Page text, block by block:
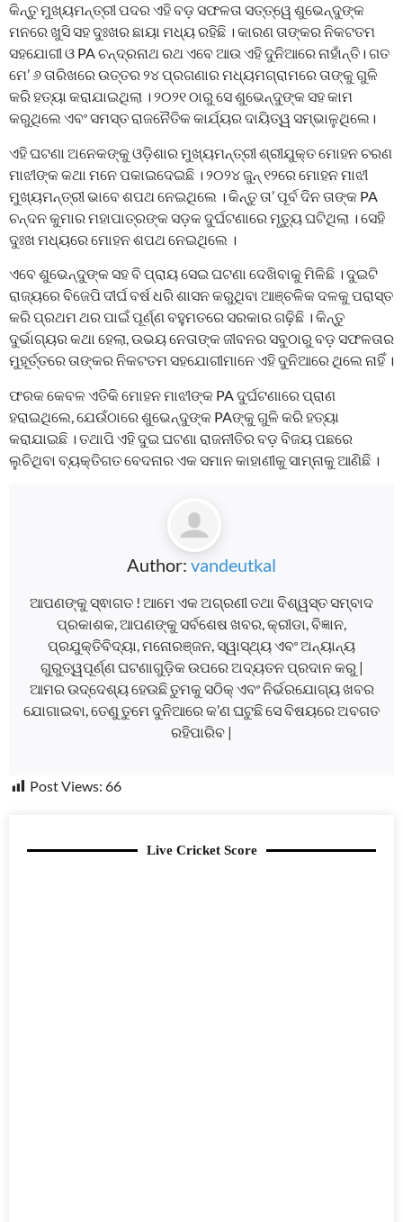
କିନ୍ତୁ ମୁଖ୍ୟମନ୍ତ୍ରୀ ପଦର ଏହି ବଡ଼ ସଫଳତା ସତ୍ତ୍ୱେ ଶୁଭେନ୍ଦୁଙ୍କ
ମନରେ ଖୁସି ସହ ଦୁଃଖର ଛାୟା ମଧ୍ୟ ରହିଛି । କାରଣ ତାଙ୍କର ନିକଟତମ
ସହଯୋଗୀ ଓ PA ଚନ୍ଦ୍ରନାଥ ରଥ ଏବେ ଆଉ ଏହି ଦୁନିଆରେ ନାହାଁନ୍ତି। ଗତ
ମେ’ ୬ ତାରିଖରେ ଉତ୍ତର ୨୪ ପ୍ରଗଣାର ମଧ୍ୟମଗ୍ରାମରେ ତାଙ୍କୁ ଗୁଳି
କରି ହତ୍ୟା କରାଯାଇଥିଲା । ୨୦୨୧ ଠାରୁ ସେ ଶୁଭେନ୍ଦୁଙ୍କ ସହ କାମ
କରୁଥିଲେ ଏବଂ ସମସ୍ତ ରାଜନୈତିକ କାର୍ଯ୍ୟର ଦାୟିତ୍ୱ ସମ୍ଭାଳୁଥିଲେ।
ଏହି ଘଟଣା ଅନେକଙ୍କୁ ଓଡ଼ିଶାର ମୁଖ୍ୟମନ୍ତ୍ରୀ ଶ୍ରୀଯୁକ୍ତ ମୋହନ ଚରଣ
ମାଝୀଙ୍କ କଥା ମନେ ପକାଇଦେଇଛି । ୨୦୨୪ ଜୁନ୍ ୧୨ରେ ମୋହନ ମାଝୀ
ମୁଖ୍ୟମନ୍ତ୍ରୀ ଭାବେ ଶପଥ ନେଇଥିଲେ । କିନ୍ତୁ ତା’ ପୂର୍ବ ଦିନ ତାଙ୍କ PA
ଚନ୍ଦନ କୁମାର ମହାପାତ୍ରଙ୍କ ସଡ଼କ ଦୁର୍ଘଟଣାରେ ମୃତ୍ୟୁ ଘଟିଥିଲା । ସେହି
ଦୁଃଖ ମଧ୍ୟରେ ମୋହନ ଶପଥ ନେଇଥିଲେ ।
ଏବେ ଶୁଭେନ୍ଦୁଙ୍କ ସହ ବି ପ୍ରାୟ ସେଇ ଘଟଣା ଦେଖିବାକୁ ମିଳିଛି । ଦୁଇଟି
ରାଜ୍ୟରେ ବିଜେପି ଦୀର୍ଘ ବର୍ଷ ଧରି ଶାସନ କରୁଥିବା ଆଞ୍ଚଳିକ ଦଳକୁ ପରାସ୍ତ
କରି ପ୍ରଥମ ଥର ପାଇଁ ପୂର୍ଣ୍ଣ ବହୁମତରେ ସରକାର ଗଢ଼ିଛି । କିନ୍ତୁ
ଦୁର୍ଭାଗ୍ୟର କଥା ହେଲା, ଉଭୟ ନେତାଙ୍କ ଜୀବନର ସବୁଠାରୁ ବଡ଼ ସଫଳତାର
ମୁହୂର୍ତ୍ତରେ ତାଙ୍କର ନିକଟତମ ସହଯୋଗୀମାନେ ଏହି ଦୁନିଆରେ ଥିଲେ ନାହିଁ ।
ଫରକ କେବଳ ଏତିକି ମୋହନ ମାଝୀଙ୍କ PA ଦୁର୍ଘଟଣାରେ ପ୍ରାଣ
ହରାଇଥିଲେ, ଯେଉଁଠାରେ ଶୁଭେନ୍ଦୁଙ୍କ PAଙ୍କୁ ଗୁଳି କରି ହତ୍ୟା
କରାଯାଇଛି । ତଥାପି ଏହି ଦୁଇ ଘଟଣା ରାଜନୀତିର ବଡ଼ ବିଜୟ ପଛରେ
ଲୁଚିଥିବା ବ୍ୟକ୍ତିଗତ ବେଦନାର ଏକ ସମାନ କାହାଣୀକୁ ସାମ୍ନାକୁ ଆଣିଛି ।
Author: vandeutkal
ଆପଣଙ୍କୁ ସ୍ଵାଗତ ! ଆମେ ଏକ ଅଗ୍ରଣୀ ତଥା ବିଶ୍ୱସ୍ତ ସମ୍ବାଦ
ପ୍ରକାଶକ, ଆପଣଙ୍କୁ ସର୍ବଶେଷ ଖବର, କ୍ରୀଡା, ବିଜ୍ଞାନ,
ପ୍ରଯୁକ୍ତିବିଦ୍ୟା, ମନୋରଞ୍ଜନ, ସ୍ୱାସ୍ଥ୍ୟ ଏବଂ ଅନ୍ୟାନ୍ୟ
ଗୁରୁତ୍ୱପୂର୍ଣ୍ଣ ଘଟଣାଗୁଡ଼ିକ ଉପରେ ଅଦ୍ୟତନ ପ୍ରଦାନ କରୁ |
ଆମର ଉଦ୍ଦେଶ୍ୟ ହେଉଛି ତୁମକୁ ସଠିକ୍ ଏବଂ ନିର୍ଭରଯୋଗ୍ୟ ଖବର
ଯୋଗାଇବା, ତେଣୁ ତୁମେ ଦୁନିଆରେ କ’ଣ ଘଟୁଛି ସେ ବିଷୟରେ ଅବଗତ
ରହିପାରିବ |
Post Views: 66
Live Cricket Score